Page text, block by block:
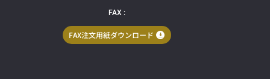
FAX :
FAX注文用紙ダウンロード